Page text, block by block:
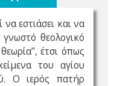
εστιάσει και να
θεολογικό
έτσι όπως
του αγίου
Ο ιερός πατήρ